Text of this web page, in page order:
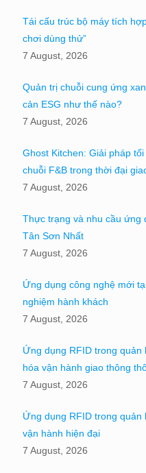
Tái cấu trúc bộ máy tích
chơi dùng thử”
7 August, 2026
Quản trị chuỗi cung ứng
cản ESG như thế nào?
7 August, 2026
Ghost Kitchen: Giải pháp
chuỗi F&B trong thời đại
7 August, 2026
Thực trạng và nhu cầu ứng
Tân Sơn Nhất
7 August, 2026
Ứng dụng công nghệ mới
nghiệm hành khách
7 August, 2026
Ứng dụng RFID trong quản
hóa vận hành giao thông
7 August, 2026
Ứng dụng RFID trong quản
vận hành hiện đại
7 August, 2026